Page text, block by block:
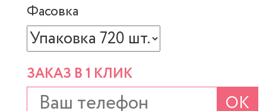
Фасовка
ЗАКАЗ В 1 КЛИК
ОК